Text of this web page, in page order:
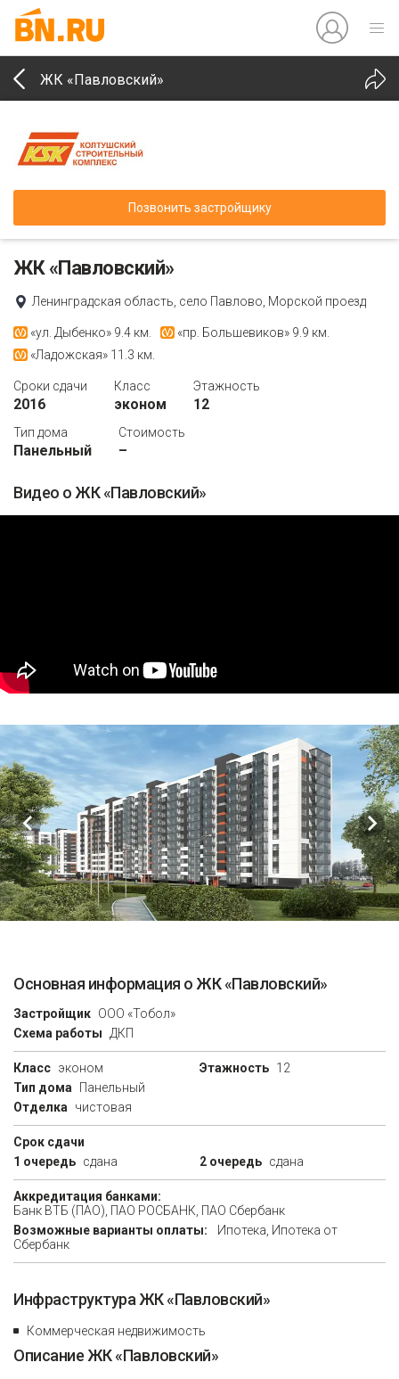
ЖК «Павловский»
Позвонить застройщику
ЖК «Павловский»
Ленинградская область, село Павлово, Морской проезд
«ул. Дыбенко» 9.4 км. «пр. Большевиков» 9.9 км.
«Ладожская» 11.3 км.
Сроки сдачи
2016
Класс
эконом
Этажность
12
Тип дома
Панельный
Стоимость
–
Видео о ЖК «Павловский»
Основная информация о ЖК «Павловский»
Застройщик ООО «Тобол»
Схема работы
ДКП
Класс эконом Этажность 12
Тип дома
Панельный
Отделка
чистовая
Срок сдачи
1 очередь сдана 2 очередь сдана
Аккредитация банками:
Банк ВТБ (ПАО), ПАО РОСБАНК, ПАО Сбербанк
Возможные варианты оплаты:
Ипотека, Ипотека от
Сбербанк
Инфраструктура ЖК «Павловский»
Коммерческая недвижимость
Описание ЖК «Павловский»